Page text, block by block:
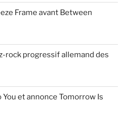
Frame avant Between
rock progressif allemand des
You et annonce Tomorrow Is